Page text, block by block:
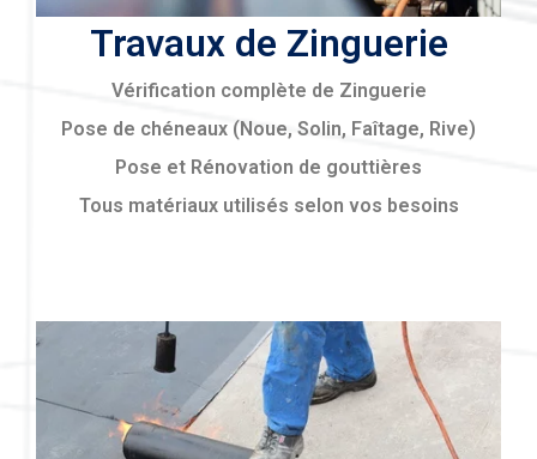
Travaux de Zinguerie
Vérification complète de Zinguerie
Pose de chéneaux (Noue, Solin, Faîtage, Rive)
Pose et Rénovation de gouttières
Tous matériaux utilisés selon vos besoins